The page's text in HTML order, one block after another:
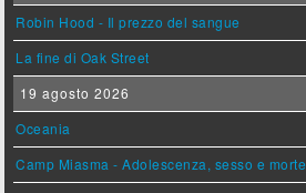
Robin Hood - Il prezzo del sangue
La fine di Oak Street
19 agosto 2026
Oceania
Camp Miasma - Adolescenza, sesso e morte